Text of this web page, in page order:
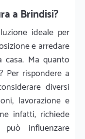
a Brindisi?
ideale per
e arredare
Ma quanto
Per rispondere a
diversi
lavorazione e
infatti, richiede
influenzare